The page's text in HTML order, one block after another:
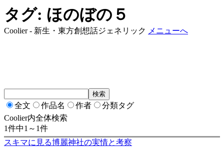
タグ: ほのぼの５
Coolier - 新生・東方創想話ジェネリック メニューへ
全文 作品名 作者
分類タグ
Coolier内全体検索
1件中1～1件
スキマに見る博麗神社の実情と考察